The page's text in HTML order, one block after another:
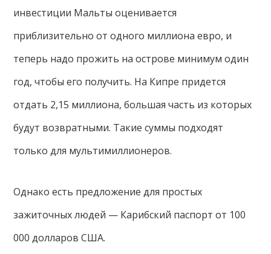
инвестиции Мальты оценивается
приблизительно от одного миллиона евро, и
теперь надо прожить на острове минимум один
год, чтобы его получить. На Кипре придется
отдать 2,15 миллиона, большая часть из которых
будут возвратными. Такие суммы подходят
только для мультимиллионеров.
Однако есть предложение для простых
зажиточных людей — Карибский паспорт от 100
000 долларов США.